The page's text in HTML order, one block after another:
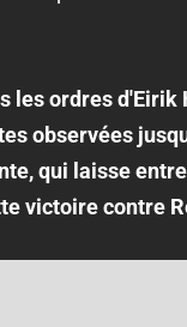
les ordres
observées
qui laisse
victoire contre